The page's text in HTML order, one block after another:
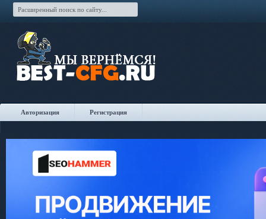
Авторизация Регистрация